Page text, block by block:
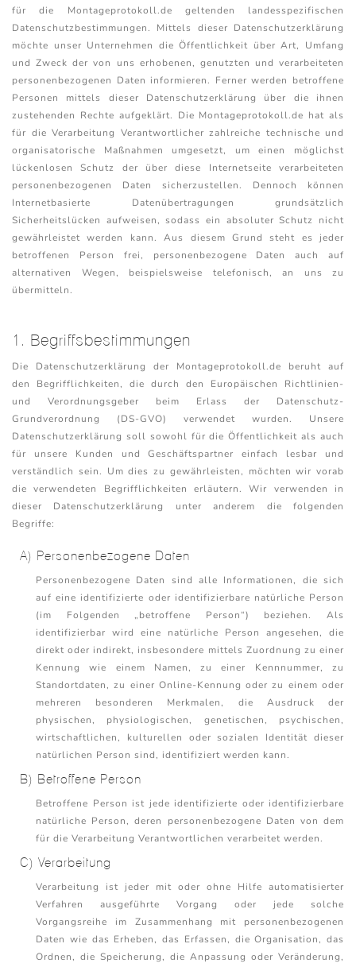
für die Montageprotokoll.de geltenden landesspezifischen
Datenschutzbestimmungen. Mittels dieser Datenschutzerklärung
möchte unser Unternehmen die Öffentlichkeit über Art, Umfang
und Zweck der von uns erhobenen, genutzten und verarbeiteten
personenbezogenen Daten informieren. Ferner werden betroffene
Personen mittels dieser Datenschutzerklärung über die ihnen
zustehenden Rechte aufgeklärt. Die Montageprotokoll.de hat als
für die Verarbeitung Verantwortlicher zahlreiche technische und
organisatorische Maßnahmen umgesetzt, um einen möglichst
lückenlosen Schutz der über diese Internetseite verarbeiteten
personenbezogenen Daten sicherzustellen. Dennoch können
Internetbasierte Datenübertragungen grundsätzlich
Sicherheitslücken aufweisen, sodass ein absoluter Schutz nicht
gewährleistet werden kann. Aus diesem Grund steht es jeder
betroffenen Person frei, personenbezogene Daten auch auf
alternativen Wegen, beispielsweise telefonisch, an uns zu
übermitteln.
1. Begriffsbestimmungen
Die Datenschutzerklärung der Montageprotokoll.de beruht auf
den Begrifflichkeiten, die durch den Europäischen Richtlinien-
und Verordnungsgeber beim Erlass der Datenschutz-
Grundverordnung (DS-GVO) verwendet wurden. Unsere
Datenschutzerklärung soll sowohl für die Öffentlichkeit als auch
für unsere Kunden und Geschäftspartner einfach lesbar und
verständlich sein. Um dies zu gewährleisten, möchten wir vorab
die verwendeten Begrifflichkeiten erläutern. Wir verwenden in
dieser Datenschutzerklärung unter anderem die folgenden
Begriffe:
A) Personenbezogene Daten
Personenbezogene Daten sind alle Informationen, die sich
auf eine identifizierte oder identifizierbare natürliche Person
(im Folgenden „betroffene Person“) beziehen. Als
identifizierbar wird eine natürliche Person angesehen, die
direkt oder indirekt, insbesondere mittels Zuordnung zu einer
Kennung wie einem Namen, zu einer Kennnummer, zu
Standortdaten, zu einer Online-Kennung oder zu einem oder
mehreren besonderen Merkmalen, die Ausdruck der
physischen, physiologischen, genetischen, psychischen,
wirtschaftlichen, kulturellen oder sozialen Identität dieser
natürlichen Person sind, identifiziert werden kann.
B) Betroffene Person
Betroffene Person ist jede identifizierte oder identifizierbare
natürliche Person, deren personenbezogene Daten von dem
für die Verarbeitung Verantwortlichen verarbeitet werden.
C) Verarbeitung
Verarbeitung ist jeder mit oder ohne Hilfe automatisierter
Verfahren ausgeführte Vorgang oder jede solche
Vorgangsreihe im Zusammenhang mit personenbezogenen
Daten wie das Erheben, das Erfassen, die Organisation, das
Ordnen, die Speicherung, die Anpassung oder Veränderung,